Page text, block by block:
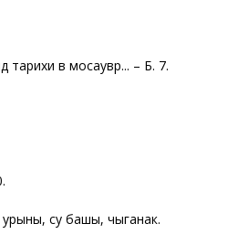
тарихи вә мосаувәр... – Б. 7.
урыны, су башы, чыганак.